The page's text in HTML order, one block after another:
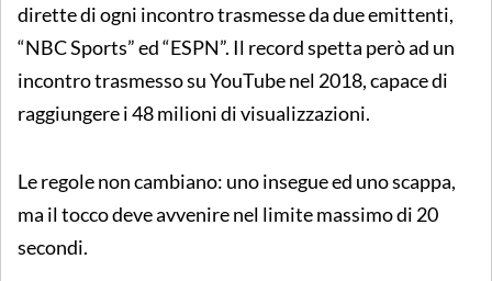
dirette di ogni incontro trasmesse da due emittenti,
“NBC Sports” ed “ESPN”. Il record spetta però ad un
incontro trasmesso su YouTube nel 2018, capace di
raggiungere i 48 milioni di visualizzazioni.
Le regole non cambiano: uno insegue ed uno scappa,
ma il tocco deve avvenire nel limite massimo di 20
secondi.